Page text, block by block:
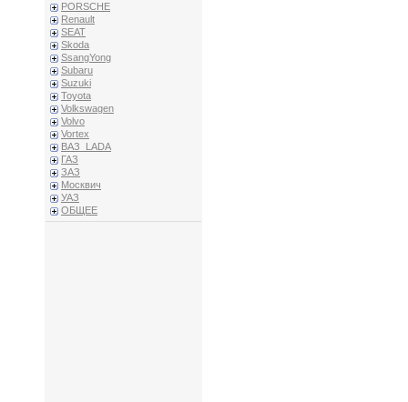
PORSCHE
Renault
SEAT
Skoda
SsangYong
Subaru
Suzuki
Toyota
Volkswagen
Volvo
Vortex
ВАЗ_LADA
ГАЗ
ЗАЗ
Москвич
УАЗ
ОБЩЕЕ